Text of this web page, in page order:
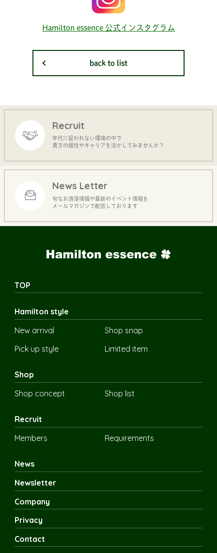
Hamilton essence 公式インスタグラム
back to list
Recruit
年代に捉われない環境の中で
貴方の個性やキャリアを活かしてみませんか？
News Letter
旬なお洒落情報や最新のイベント情報を
メールマガジンで配信しております
TOP
Hamilton style
New arrival
Shop snap
Pick up style
Limited item
Shop
Shop concept
Shop list
Recruit
Members
Requirements
News
Newsletter
Company
Privacy
Contact